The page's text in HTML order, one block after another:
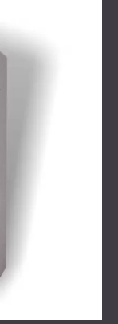
firma
aby
obszary w
wybrał
etap prac
i montaż
wygląd.
klientowi
plany
sufitu i
się
paneli.